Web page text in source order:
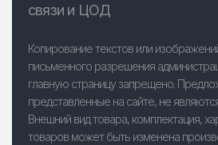
связи и ЦОД
Копирование текстов или
письменного разрешения
главную страницу запрещено.
представленные на сайте, не
Внешний вид товара, комплектация,
товаров может быть изменена